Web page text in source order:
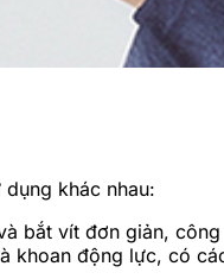
khác nhau:
bắt vít đơn giản,
khoan động lực, có